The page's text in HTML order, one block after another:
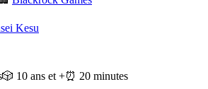
Kesu
🎲 10 ans et +⏰ 20 minutes